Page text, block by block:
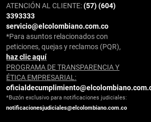
ATENCIÓN AL CLIENTE:(57) (604)
3393333
servicio@elcolombiano.com.co
*Para asuntos relacionados con
peticiones, quejas y reclamos (PQR),
haz clic aquí
PROGRAMA DE TRANSPARENCIA Y
ÉTICA EMPRESARIAL:
*Buzón exclusivo para notificaciones judiciales:
notificacionesjudiciales@elcolombiano.com.co